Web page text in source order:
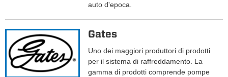
auto d'epoca.
Gates
Uno dei maggiori produttori di prodotti
per il sistema di raffreddamento. La
gamma di prodotti comprende pompe